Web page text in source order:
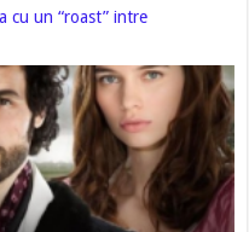
cu un “roast” intre